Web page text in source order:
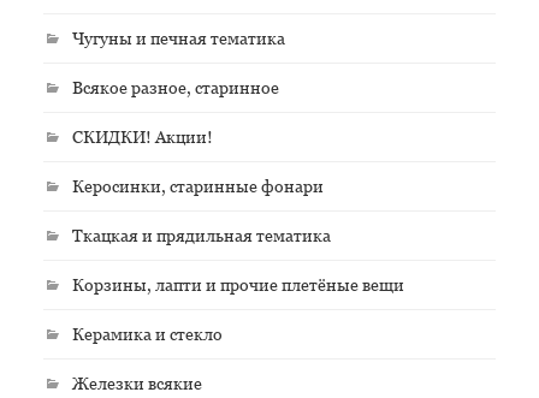
Чугуны и печная тематика
Всякое разное, старинное
СКИДКИ! Акции!
Керосинки, старинные фонари
Ткацкая и прядильная тематика
Корзины, лапти и прочие плетёные вещи
Керамика и стекло
Железки всякие